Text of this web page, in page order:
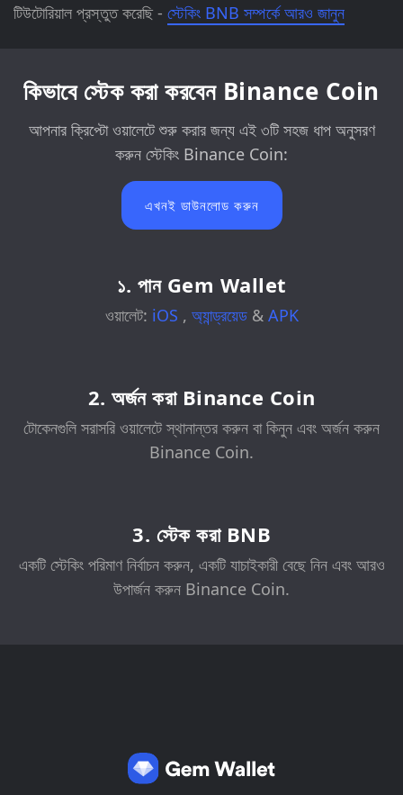
টিউটোরিয়াল প্রস্তুত করেছি -স্টেকিং BNB সম্পর্কে আরও জানুন
কিভাবে স্টেক করা করবেন Binance Coin
আপনার ক্রিপ্টো ওয়ালেটে শুরু করার জন্য এই ৩টি সহজ ধাপ অনুসরণ
করুন স্টেকিং Binance Coin:
এখনই ডাউনলোড করুন
১. পান Gem Wallet
ওয়ালেট: iOS , অ্যান্ড্রয়েড & APK
2. অর্জন করা Binance Coin
টোকেনগুলি সরাসরি ওয়ালেটে স্থানান্তর করুন বা কিনুন এবং অর্জন করুন
Binance Coin.
3. স্টেক করা BNB
একটি স্টেকিং পরিমাণ নির্বাচন করুন, একটি যাচাইকারী বেছে নিন এবং আরও
উপার্জন করুন Binance Coin.